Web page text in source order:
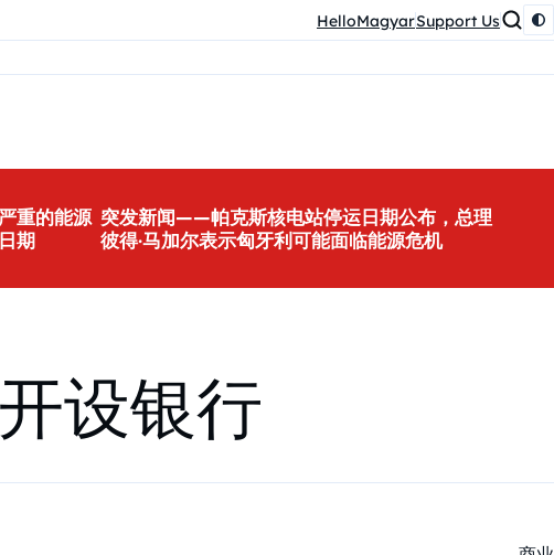
HelloMagyarSupport Us
重的能源
期
突发新闻——帕克斯核电站停运日期公布，总理
彼得·马加尔表示匈牙利可能面临能源危机
设银行